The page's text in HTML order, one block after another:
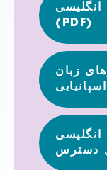
انگلیسی
(PDF)
زبان
انگلیسی